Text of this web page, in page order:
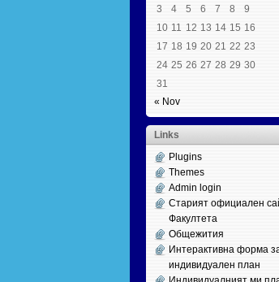
3
4 5 6 7 8
9
10 11 12 13 14 15 16
17 18 19 20 21 22 23
24 25 26 27 28 29 30
31
« Nov
Links
Plugins
Themes
Admin login
Старият официален
Факултета
Общежития
Интерактивна форма
индивидуален план